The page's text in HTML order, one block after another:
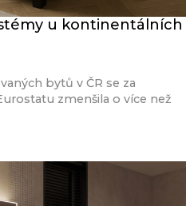
u kontinentálních
bytů v ČR se za
zmenšila o více než